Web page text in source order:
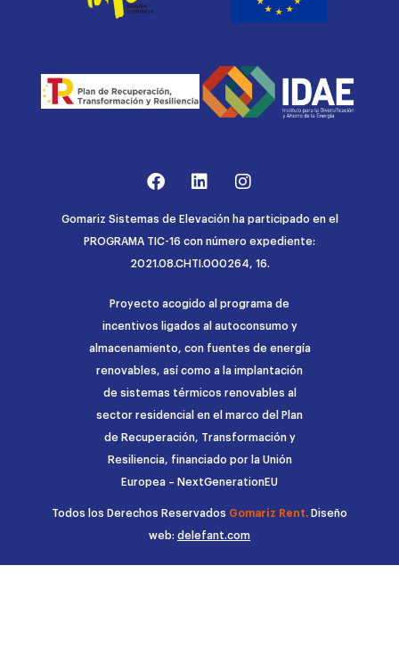
Gomariz Sistemas de Elevación ha participado en el
PROGRAMA TIC-16 con número expediente:
2021.08.CHTI.000264, 16.
Proyecto acogido al programa de
incentivos ligados al autoconsumo y
almacenamiento, con fuentes de energía
renovables, así como a la implantación
de sistemas térmicos renovables al
sector residencial en el marco del Plan
de Recuperación, Transformación y
Resiliencia, financiado por la Unión
Europea – NextGenerationEU
Todos los Derechos Reservados Gomariz Rent. Diseño
web: delefant.com